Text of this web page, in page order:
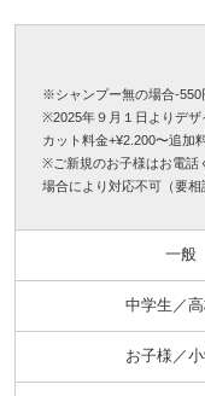
※シャンプー無の場合-550
※2025年９月１日よりデザ
カット料金+¥2.200〜追加
※ご新規のお子様はお電話
場合により対応不可（要相
一般
中学生／
お子様／